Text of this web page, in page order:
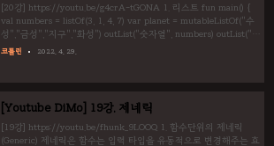
[20강] https://youtu.be/g4crA-tGONA 1. 리스트 fun main() {
val numbers = listOf(3, 1, 4, 7) var planet = mutableListOf("수
성","금성","지구","화성") outList("숫자열", numbers) outList("행
성", planet) planet.add("목성") outList("목성 추가", planet)
코틀린 2022. 4. 29.
[Youtube DiMo] 19강. 제네릭
[19강] https://youtu.be/fhunk_9LOOQ 1. 함수단위의 제네릭
(Generic) 제네릭은 함수는 입력 타입을 유동적으로 변경해주는 효